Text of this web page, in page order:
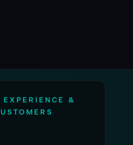
EXPERIENCE &